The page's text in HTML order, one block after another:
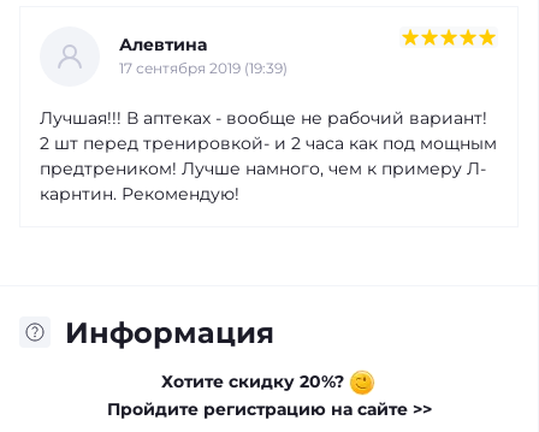
Алевтина
17 сентября 2019 (19:39)
Лучшая!!! В аптеках - вообще не рабочий вариант!
2 шт перед тренировкой- и 2 часа как под мощным
предтреником! Лучше намного, чем к примеру Л-
карнтин. Рекомендую!
Информация
Хотите скидку 20%?
Пройдите регистрацию на сайте >>